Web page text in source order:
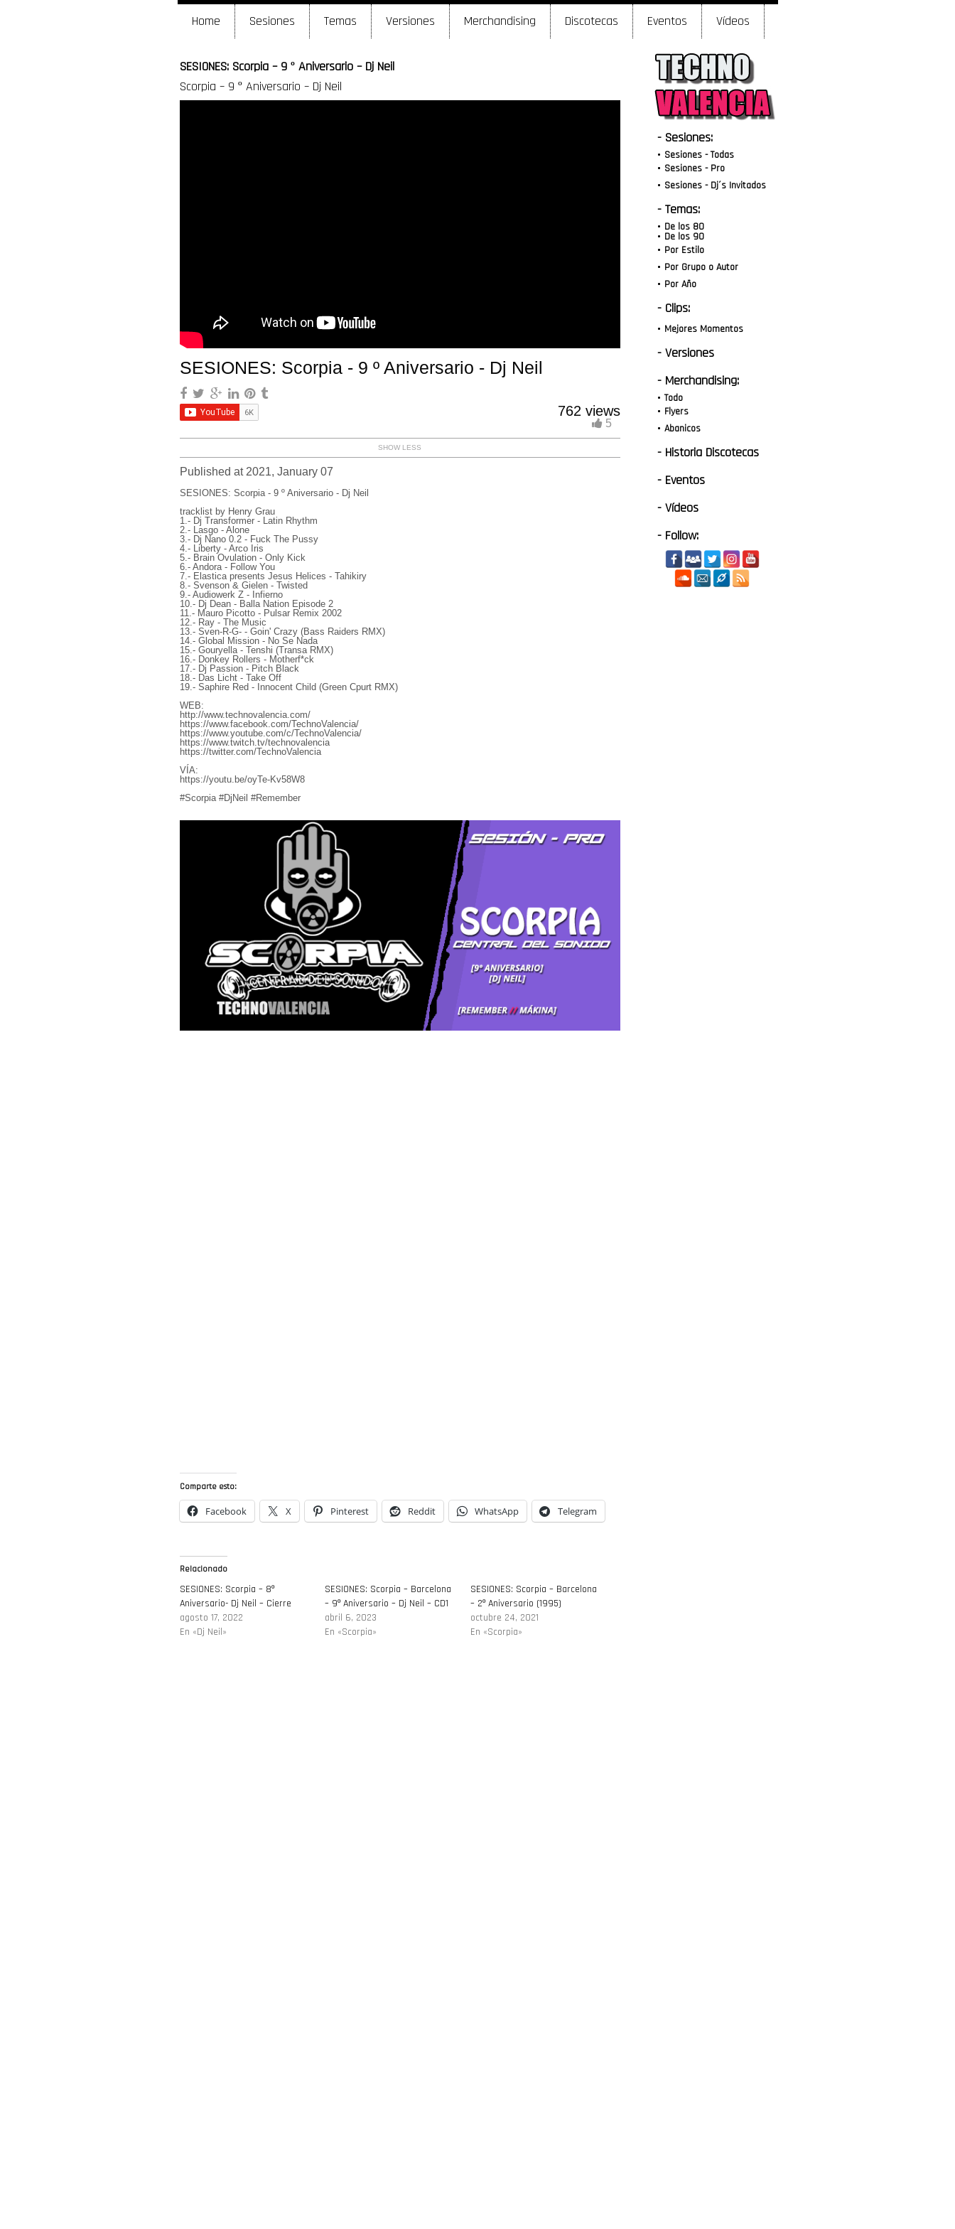
Home Sesiones Temas Versiones Merchandising Discotecas Eventos Vídeos
SESIONES: Scorpia – 9 º Aniversario – Dj Neil
Scorpia – 9 º Aniversario – Dj Neil
SESIONES: Scorpia - 9 º Aniversario - Dj Neil
762 views
5
SHOW LESS
Published at 2021, January 07
SESIONES: Scorpia - 9 º Aniversario - Dj Neil
tracklist by Henry Grau
1.- Dj Transformer - Latin Rhythm
2.- Lasgo - Alone
3.- Dj Nano 0.2 - Fuck The Pussy
4.- Liberty - Arco Iris
5.- Brain Ovulation - Only Kick
6.- Andora - Follow You
7.- Elastica presents Jesus Helices - Tahikiry
8.- Svenson & Gielen - Twisted
9.- Audiowerk Z - Infierno
10.- Dj Dean - Balla Nation Episode 2
11.- Mauro Picotto - Pulsar Remix 2002
12.- Ray - The Music
13.- Sven-R-G- - Goin' Crazy (Bass Raiders RMX)
14.- Global Mission - No Se Nada
15.- Gouryella - Tenshi (Transa RMX)
16.- Donkey Rollers - Motherf*ck
17.- Dj Passion - Pitch Black
18.- Das Licht - Take Off
19.- Saphire Red - Innocent Child (Green Cpurt RMX)
WEB:
http://www.technovalencia.com/
https://www.facebook.com/TechnoValencia/
https://www.youtube.com/c/TechnoValencia/
https://www.twitch.tv/technovalencia
https://twitter.com/TechnoValencia
VÍA:
https://youtu.be/oyTe-Kv58W8
#Scorpia #DjNeil #Remember
Comparte esto:
Facebook X Pinterest Reddit WhatsApp Telegram
Relacionado
SESIONES: Scorpia – 8º
Aniversario- Dj Neil – Cierre
agosto 17, 2022
En «Dj Neil»
SESIONES: Scorpia – Barcelona
– 9º Aniversario – Dj Neil – CD1
abril 6, 2023
En «Scorpia»
SESIONES: Scorpia – Barcelona
– 2º Aniversario (1995)
octubre 24, 2021
En «Scorpia»
- Sesiones:
Sesiones - Todas
Sesiones - Pro
Sesiones - Dj´s Invitados
- Temas:
De los 80
De los 90
Por Estilo
Por Grupo o Autor
Por Año
- Clips:
Mejores Momentos
- Versiones
- Merchandising:
Todo
Flyers
Abanicos
- Historia Discotecas
- Eventos
- Vídeos
- Follow: